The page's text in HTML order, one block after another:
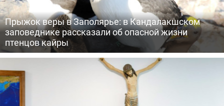
Прыжок веры в Заполярье: в Кандалакшском
заповеднике рассказали об опасной жизни
птенцов кайры